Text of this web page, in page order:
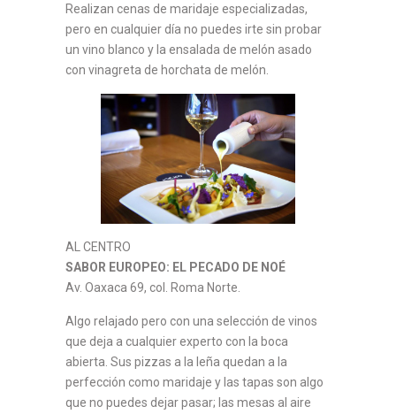
Realizan cenas de maridaje especializadas,
pero en cualquier día no puedes irte sin probar
un vino blanco y la ensalada de melón asado
con vinagreta de horchata de melón.
AL CENTRO
SABOR EUROPEO: EL PECADO DE NOÉ
Av. Oaxaca 69, col. Roma Norte.
Algo relajado pero con una selección de vinos
que deja a cualquier experto con la boca
abierta. Sus pizzas a la leña quedan a la
perfección como maridaje y las tapas son algo
que no puedes dejar pasar; las mesas al aire